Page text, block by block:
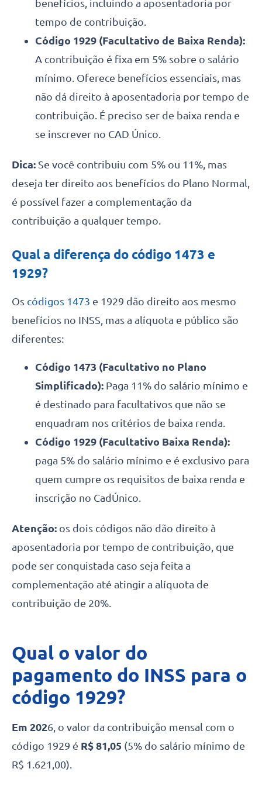
benefícios, incluindo a aposentadoria por
tempo de contribuição.
Código 1929 (Facultativo de Baixa Renda):
A contribuição é fixa em 5% sobre o salário
mínimo. Oferece benefícios essenciais, mas
não dá direito à aposentadoria por tempo de
contribuição. É preciso ser de baixa renda e
se inscrever no CAD Único.
Dica: Se você contribuiu com 5% ou 11%, mas
deseja ter direito aos benefícios do Plano Normal,
é possível fazer a complementação da
contribuição a qualquer tempo.
Qual a diferença do código 1473 e
1929?
Os códigos 1473 e 1929 dão direito aos mesmo
benefícios no INSS, mas a alíquota e público são
diferentes:
Código 1473 (Facultativo no Plano
Simplificado): Paga 11% do salário mínimo e
é destinado para facultativos que não se
enquadram nos critérios de baixa renda.
Código 1929 (Facultativo Baixa Renda):
paga 5% do salário mínimo e é exclusivo para
quem cumpre os requisitos de baixa renda e
inscrição no CadÚnico.
Atenção: os dois códigos não dão direito à
aposentadoria por tempo de contribuição, que
pode ser conquistada caso seja feita a
complementação até atingir a alíquota de
contribuição de 20%.
Qual o valor do
pagamento do INSS para o
código 1929?
Em 2026, o valor da contribuição mensal com o
código 1929 é R$ 81,05 (5% do salário mínimo de
R$ 1.621,00).